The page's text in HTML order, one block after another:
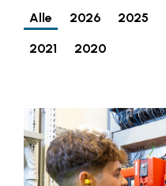
ALEX Krems
Amazon Web
AustroCel Hallein
Blaguss
Bundesverband
Alle 2026 2025
2021 2020